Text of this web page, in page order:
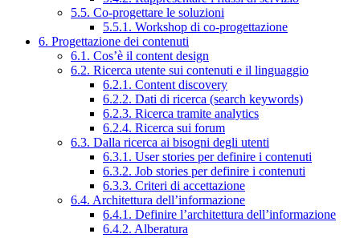
5.5. Co-progettare le soluzioni
5.5.1. Workshop di co-progettazione
6. Progettazione dei contenuti
6.1. Cos’è il content design
6.2. Ricerca utente sui contenuti e il linguaggio
6.2.1. Content discovery
6.2.2. Dati di ricerca (search keywords)
6.2.3. Ricerca tramite analytics
6.2.4. Ricerca sui forum
6.3. Dalla ricerca ai bisogni degli utenti
6.3.1. User stories per definire i contenuti
6.3.2. Job stories per definire i contenuti
6.3.3. Criteri di accettazione
6.4. Architettura dell’informazione
6.4.1. Definire l’architettura dell’informazione
6.4.2. Alberatura